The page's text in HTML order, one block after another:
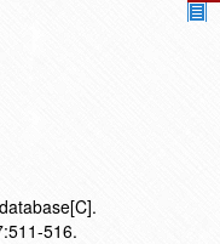
516.